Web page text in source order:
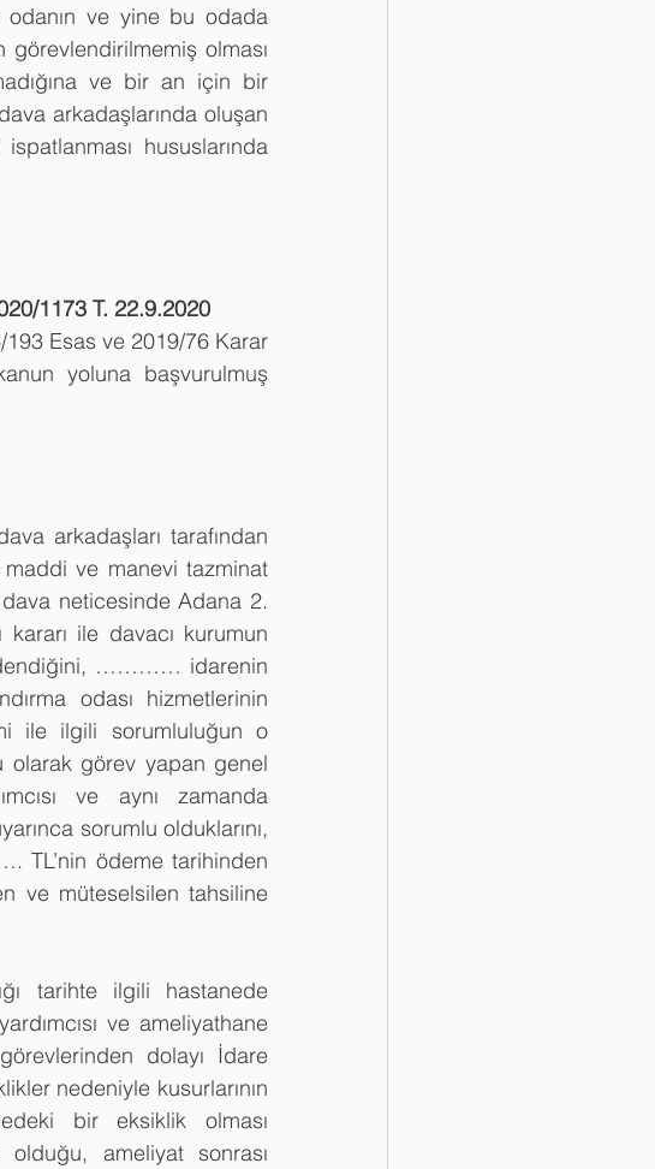
odanın ve yine bu odada
olması
ve bir an için bir
arkadaşlarında oluşan
hususlarında
1173 T. 22.9.2020
Esas ve 2019/76 Karar
yoluna başvurulmuş
arkadaşları tarafından
ve manevi tazminat
neticesinde Adana 2.
ile davacı kurumun
………… idarenin
odası hizmetlerinin
ile ilgili sorumluluğun o
görev yapan genel
ve aynı zamanda
sorumlu olduklarını,
TL’nin ödeme tarihinden
ve müteselsilen tahsiline
tarihte ilgili hastanede
ve ameliyathane
dolayı İdare
nedeniyle kusurlarının
bir eksiklik olması
ameliyat sonrası